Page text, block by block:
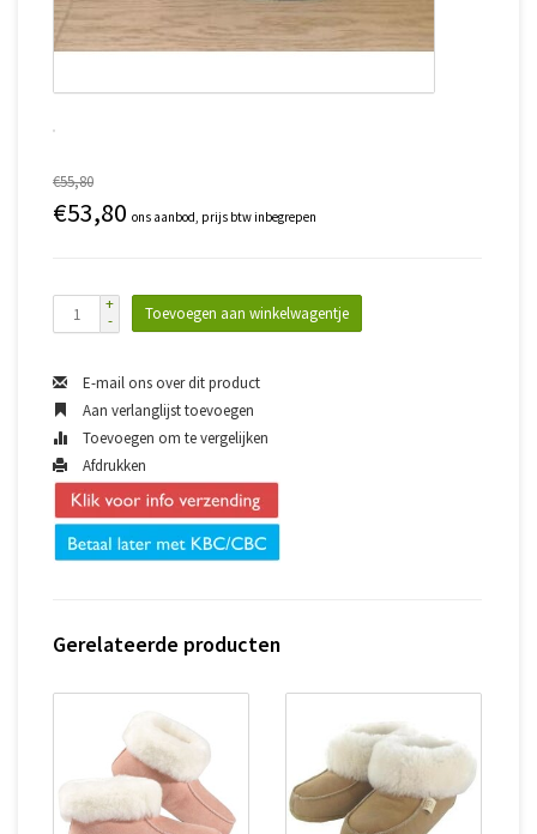
€55,80
€53,80 ons aanbod, prijs btw inbegrepen
+
-
Toevoegen aan winkelwagentje
E-mail ons over dit product
Aan verlanglijst toevoegen
Toevoegen om te vergelijken
Afdrukken
Gerelateerde producten